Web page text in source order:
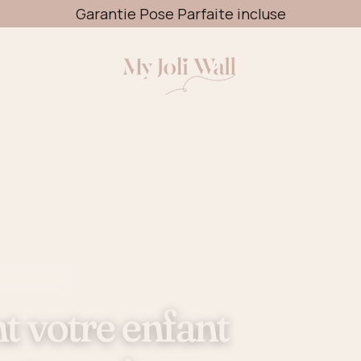
Livraison OFFERTE dès 49€
votre enfant